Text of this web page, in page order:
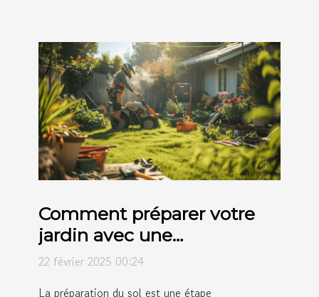
Comment préparer votre
jardin avec une
motobineuse avant la
22 février 2025 00:24
La préparation du sol est une étape